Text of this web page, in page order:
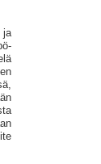
ja